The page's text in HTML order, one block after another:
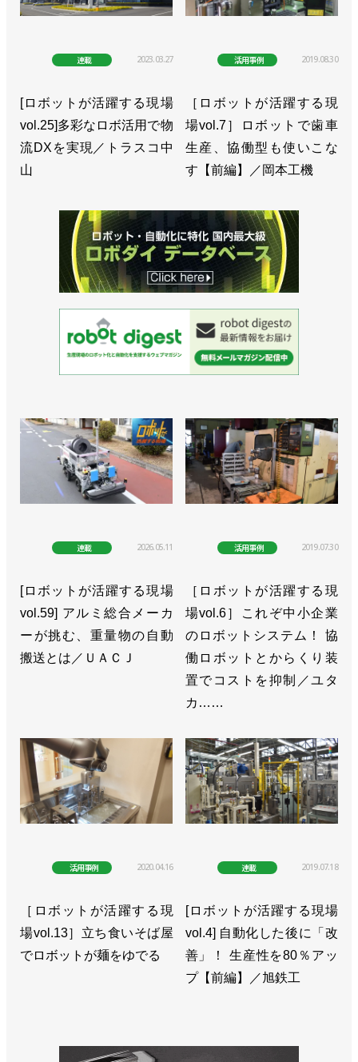
連載 2023.03.27
[ロボットが活躍する現場
vol.25]多彩なロボ活用で物
流DXを実現／トラスコ中
山
活用事例 2019.08.30
［ロボットが活躍する現
場vol.7］ロボットで歯車
生産、協働型も使いこな
す【前編】／岡本工機
連載 2026.05.11
[ロボットが活躍する現場
vol.59] アルミ総合メーカ
ーが挑む、重量物の自動
搬送とは／ＵＡＣＪ
活用事例 2019.07.30
［ロボットが活躍する現
場vol.6］これぞ中小企業
のロボットシステム！ 協
働ロボットとからくり装
置でコストを抑制／ユタ
カ……
活用事例 2020.04.16
［ロボットが活躍する現
場vol.13］立ち食いそば屋
でロボットが麺をゆでる
連載 2019.07.18
[ロボットが活躍する現場
vol.4] 自動化した後に「改
善」！ 生産性を80％アッ
プ【前編】／旭鉄工